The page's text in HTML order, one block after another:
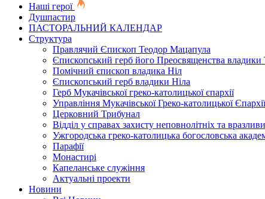
Наші герої
Душпастир
ПАСТОРАЛЬНИЙ КАЛЕНДАР
Структура
Правлячий Єпископ Теодор Мацапула
Єпископський герб його Преосвященства владики
Помічний єпископ владика Ніл
Єпископський герб владики Ніла
Герб Мукачівської греко-католицької єпархії
Управління Мукачівської Греко-католицької Єпархії
Церковний Трибунал
Відділ у справах захисту неповнолітніх та
Ужгородська греко-католицька богословська
Парафії
Монастирі
Капеланське служіння
Актуальні проекти
Новини